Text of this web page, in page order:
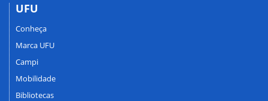
UFU
Conheça
Marca UFU
Campi
Mobilidade
Bibliotecas